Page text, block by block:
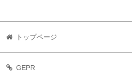
トップページ
GEPR